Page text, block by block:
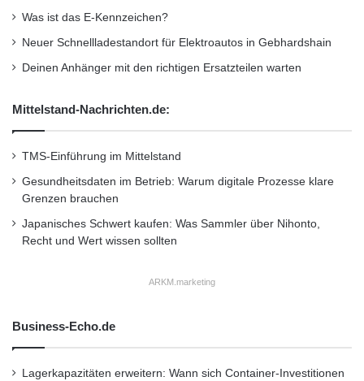
die intuitive Gebäudesteuerung tebis KNX
domovea besitzt man ein Maximum an
ist man schon heute energie- und
Informationen gibt es unter www.hager.de.
E-Tankstelle Elektroauto
öffentlich zugängliche Akkuladestellen
Photovoltaikanlage Städteautos
Was ist das E-Kennzeichen?
Neuer Schnellladestandort für Elektroautos in Gebhardshain
Deinen Anhänger mit den richtigen Ersatzteilen warten
Mittelstand-Nachrichten.de:
TMS-Einführung im Mittelstand
Gesundheitsdaten im Betrieb: Warum digitale Prozesse klare
Grenzen brauchen
Japanisches Schwert kaufen: Was Sammler über Nihonto,
Recht und Wert wissen sollten
ARKM.marketing
Business-Echo.de
Lagerkapazitäten erweitern: Wann sich Container-Investitionen